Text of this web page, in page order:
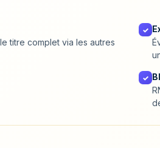
titre complet via les autres
✓
✓